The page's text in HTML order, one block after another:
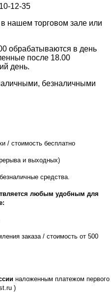
12-35
нашем торговом зале или
обрабатываются в день
после 18.00
день.
безналичными
/ стоимость бесплатно
и выходных)
средства.
любым удобным для
заказа / стоимость от 500
наложенным платежом первого
)